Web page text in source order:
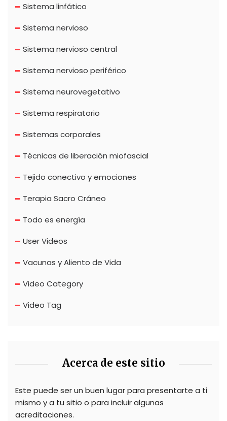
Sistema linfático
Sistema nervioso
Sistema nervioso central
Sistema nervioso periférico
Sistema neurovegetativo
Sistema respiratorio
Sistemas corporales
Técnicas de liberación miofascial
Tejido conectivo y emociones
Terapia Sacro Cráneo
Todo es energía
User Videos
Vacunas y Aliento de Vida
Video Category
Video Tag
Acerca de este sitio
Este puede ser un buen lugar para presentarte a ti
mismo y a tu sitio o para incluir algunas
acreditaciones.